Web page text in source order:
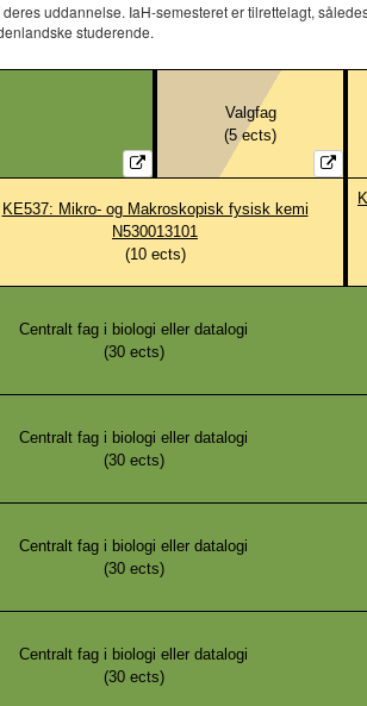
uddannelse. IaH-semesteret er tilrettelagt,
studerende.
Valgfag
(5 ects)
KE537: Mikro- og Makroskopisk fysisk kemi
N530013101
(10ects)
Centralt fag i biologi eller datalogi
(30ects)
Centralt fag i biologi eller datalogi
(30ects)
Centralt fag i biologi eller datalogi
(30ects)
Centralt fag i biologi eller datalogi
(30ects)